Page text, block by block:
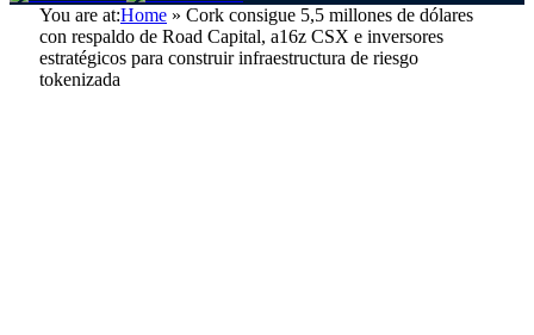
You are at:Home » Cork consigue 5,5 millones de dólares
con respaldo de Road Capital, a16z CSX e inversores
estratégicos para construir infraestructura de riesgo
tokenizada